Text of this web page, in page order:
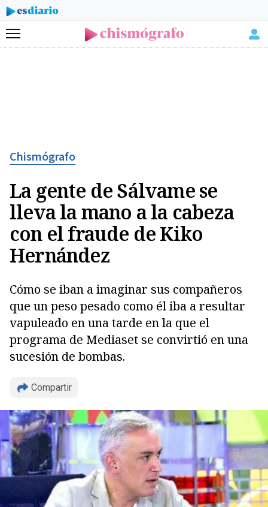
Menú
Chismógrafo
La gente de Sálvame se
lleva la mano a la cabeza
con el fraude de Kiko
Hernández
Cómo se iban a imaginar sus compañeros
que un peso pesado como él iba a resultar
vapuleado en una tarde en la que el
programa de Mediaset se convirtió en una
sucesión de bombas.
Compartir
Copiar